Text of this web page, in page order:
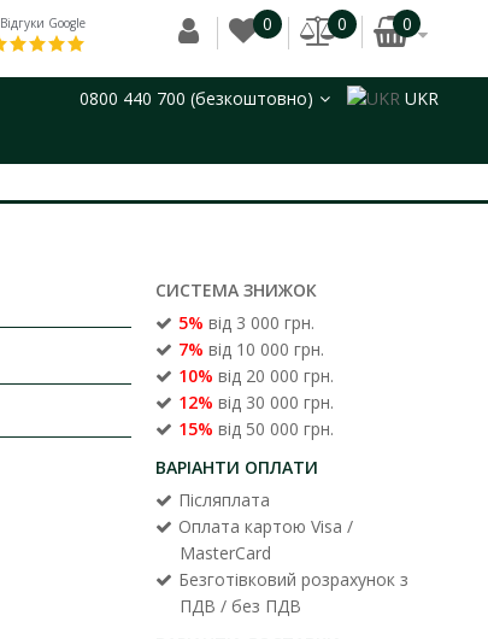
Відгуки Google 0 0 0
0800 440 700 (безкоштовно) UKR
СИСТЕМА ЗНИЖОК
5% від 3 000 грн.
7% від 10 000 грн.
10% від 20 000 грн.
12% від 30 000 грн.
15% від 50 000 грн.
ВАРІАНТИ ОПЛАТИ
Післяплата
Оплата картою Visa /
MasterCard
Безготівковий розрахунок з
ПДВ / без ПДВ